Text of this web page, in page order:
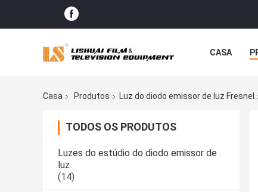
CASA
Casa
Produtos Luz do diodo emissor de luz Fresnel
TODOS OS PRODUTOS
Luzes do estúdio do diodo emissor de
luz
(14)